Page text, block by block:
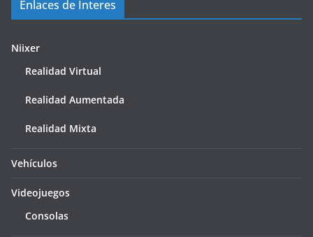
Enlaces de Interes
Niixer
Realidad Virtual
Realidad Aumentada
Realidad Mixta
Vehículos
Videojuegos
Consolas